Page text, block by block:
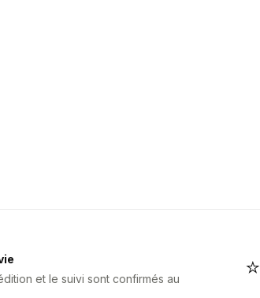
et le suivi sont confirmés au
⭐